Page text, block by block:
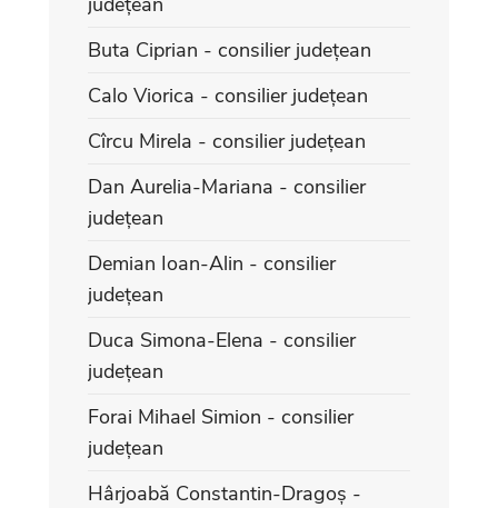
Buta Ciprian - consilier județean
Calo Viorica - consilier județean
Cîrcu Mirela - consilier județean
Dan Aurelia-Mariana - consilier
județean
Demian Ioan-Alin - consilier
județean
Duca Simona-Elena - consilier
județean
Forai Mihael Simion - consilier
județean
Hârjoabă Constantin-Dragoș -